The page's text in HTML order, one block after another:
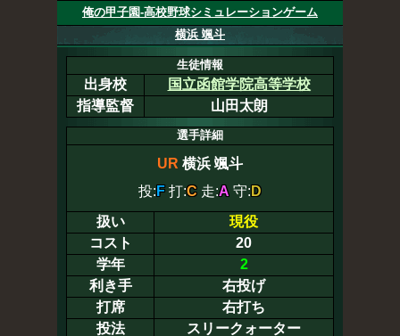
俺の甲子園-高校野球シミュレーションゲーム
横浜 颯斗
生徒情報
出身校
国立函館学院高等学校
指導監督
山田太朗
選手詳細
UR 横浜 颯斗
投: F 打:C 走:A 守: D
扱い
現役
コスト
20
学年
2
利き手
右投げ
打席
右打ち
投法
スリークォーター